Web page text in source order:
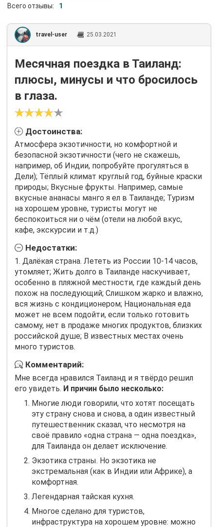
Всего отзывы:
1
travel-user 25.03.2021
Месячная поездка в Таиланд:
плюсы, минусы и что бросилось
в глаза.
Достоинства:
Атмосфера экзотичности, но комфортной и
безопасной экзотичности (чего не скажешь,
например, об Индии, попробуйте прогуляться в
Дели); Тёплый климат круглый год, буйные краски
природы; Вкусные фрукты. Например, самые
вкусные ананасы манго я ел в Таиланде; Туризм
на хорошем уровне, туристы могут не
беспокоиться ни о чём (отели на любой вкус,
кафе, экскурсии и т.д.)
Недостатки:
1. Далёкая страна. Лететь из России 10-14 часов,
утомляет; Жить долго в Таиланде наскучивает,
особенно в пляжной местности, где каждый день
похож на последующий; Слишком жарко и влажно,
вся жизнь с кондиционером; Национальная еда
может не всем подойти, если только готовить
самому, нет в продаже многих продуктов, близких
российской душе; В известных местах очень
много туристов.
Комментарий:
Мне всегда нравился Таиланд и я твёрдо решил
его увидеть. И причин было несколько:
Многие люди говорили, что хотят посещать
эту страну снова и снова, а один известный
путешественник сказал, что несмотря на
своё правило «одна страна — одна поездка»,
для Таиланда он делает исключение.
Экзотика страны. Но экзотика не
экстремальная (как в Индии или Африке), а
комфортная.
Легендарная тайская кухня.
Многое сделано для туристов,
инфраструктура на хорошем уровне: можно